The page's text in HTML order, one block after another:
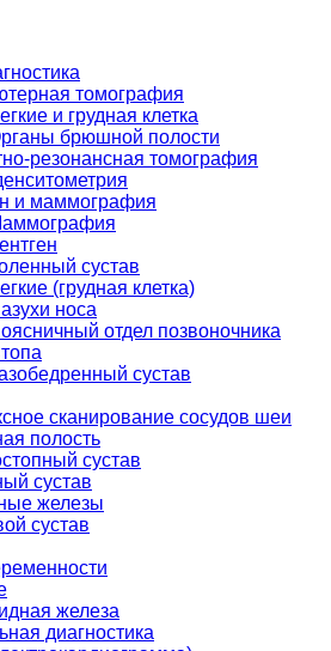
томография
и грудная клетка
брюшной полости
резонансная томография
и маммография
сустав
(грудная клетка)
носа
отдел позвоночника
сустав
сканирование сосудов шеи
полость
сустав
сустав
железы
сустав
железа
диагностика